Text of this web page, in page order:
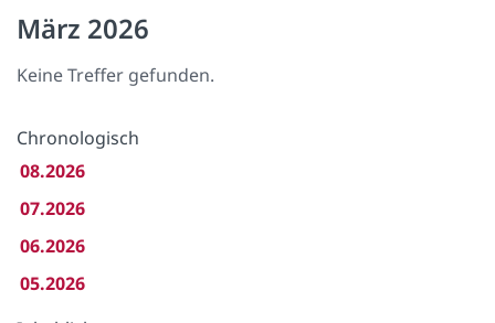
März 2026
Keine Treffer gefunden.
Chronologisch
08.2026
07.2026
06.2026
05.2026